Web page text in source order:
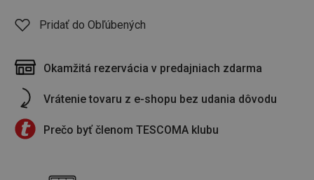
Pridať do Obľúbených
Okamžitá rezervácia v predajniach zdarma
Vrátenie tovaru z e-shopu bez udania dôvodu
Prečo byť členom TESCOMA klubu